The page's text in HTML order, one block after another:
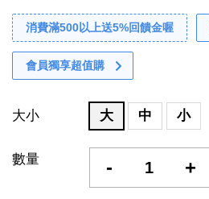
消費滿500以上送5%回饋金喔
會員獨享超值購
大小 大 中 小
數量 - +